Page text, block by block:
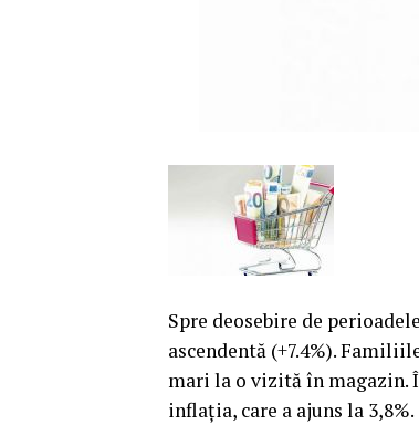
Spre deosebire de
ascendentă (+7.4%).
mari la o vizită în magazin.
inflaţia, care a ajuns la 3,8%.